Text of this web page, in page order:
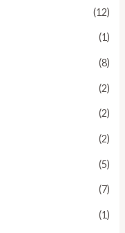
(12)
(1)
(8)
(2)
(2)
(2)
(5)
(7)
(1)